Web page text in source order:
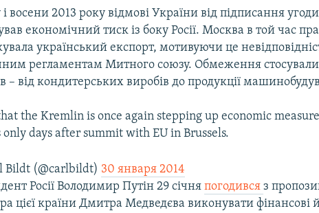
і восени 2013 року відмові України від підписання
економічний тиск із боку Росії. Москва в той час
український експорт, мотивуючи це
регламентам Митного союзу. Обмеження
– від кондитерських виробів до продукції
the Kremlin is once again stepping up economic
only days after summit with EU in Brussels.
Bildt (@carlbildt) 30 января 2014
Росії Володимир Путін 29 січняпогодивсяз
цієї країни Дмитра Медведєва виконувати фінансові